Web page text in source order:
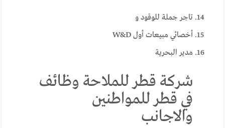
تاجر جملة للوقود و
أخصائي مبيعات أول W&D
مدير البحرية
شركة قطر للملاحة وظائف
في قطر للمواطنين
والاجانب